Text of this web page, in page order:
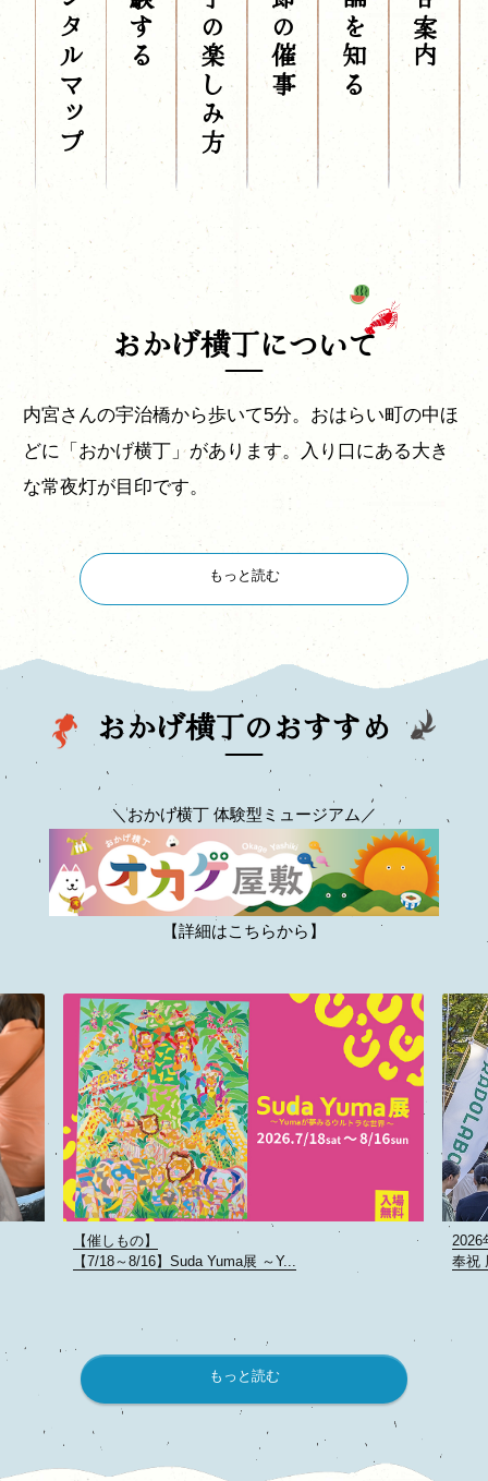
横丁の楽しみ方
デジタルマップ
おかげ横丁について
内宮さんの宇治橋から歩いて5分。おはらい町の中ほ
どに「おかげ横丁」があります。入り口にある大き
な常夜灯が目印です。
もっと読む
おかげ横丁のおすすめ
＼おかげ横丁 体験型ミュージアム／
【詳細はこちらから】
2026年7月10日
奉祝 風日祈祭 第４回 ISEKADO × おか...
【お
【７
もっと読む